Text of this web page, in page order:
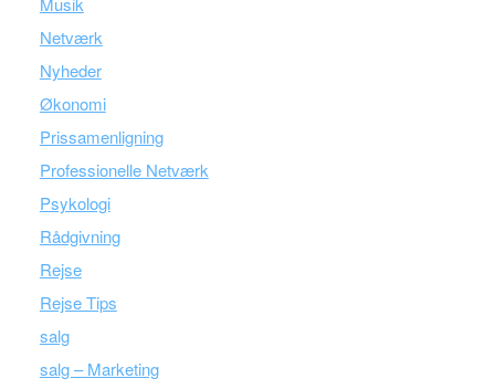
Netværk
Nyheder
Økonomi
Prissamenligning
Professionelle Netværk
Psykologi
Rådgivning
Rejse
Rejse Tips
salg
salg – Marketing